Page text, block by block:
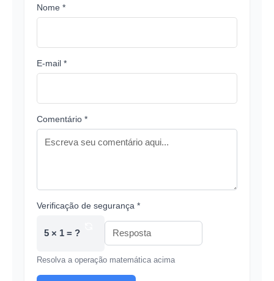
Nome *
E-mail *
Comentário *
Verificação de segurança *
5 × 1 = ?
Resolva a operação matemática acima